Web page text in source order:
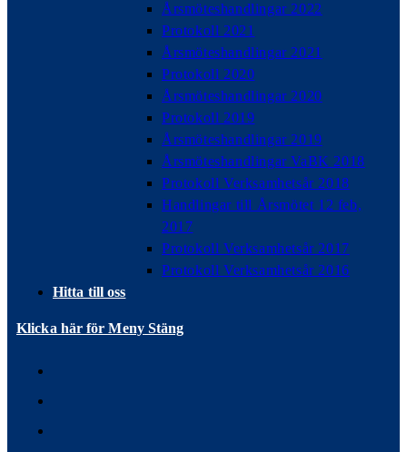
Årsmöteshandlingar 2022
Protokoll 2021
Årsmöteshandlingar 2021
Protokoll 2020
Årsmöteshandlingar 2020
Protokoll 2019
Årsmöteshandlingar 2019
Årsmöteshandlingar VaBK 2018
Protokoll Verksamhetsår 2018
Handlingar till Årsmötet 12 feb,
2017
Protokoll Verksamhetsår 2017
Protokoll Verksamhetsår 2016
Hitta till oss
Klicka här för Meny Stäng